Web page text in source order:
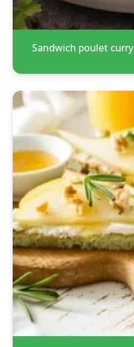
Sandwich poulet curry